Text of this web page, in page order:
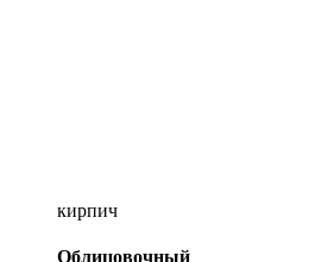
кирпич
Облицовочный